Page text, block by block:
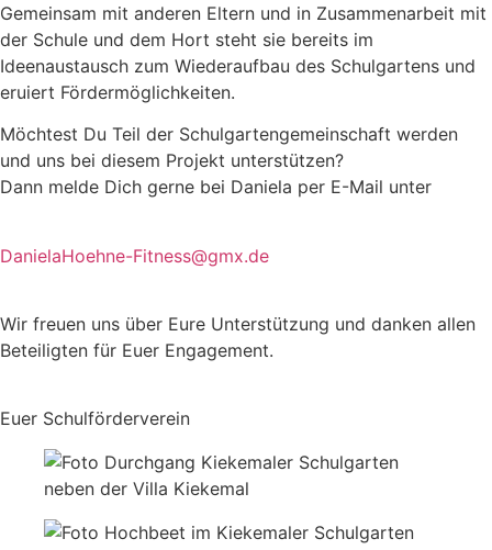
Gemeinsam mit an­de­ren Eltern und in Zusammenarbeit mit
der Schule und dem Hort steht sie bereits im
Ideenaustausch zum Wiederaufbau des Schul­gar­tens und
eruiert Fördermöglichkeiten.
Möchtest Du Teil der Schul­gar­ten­ge­meinschaft werden
und uns bei diesem Projekt unterstützen?
Dann melde Dich gerne bei Daniela per E-Mail unter
DanielaHoehne-Fitness@gmx.de
Wir freuen uns über Eure Unter­stüt­zung und danken allen
Be­tei­ligten für Euer Engagement.
Euer Schulförderverein